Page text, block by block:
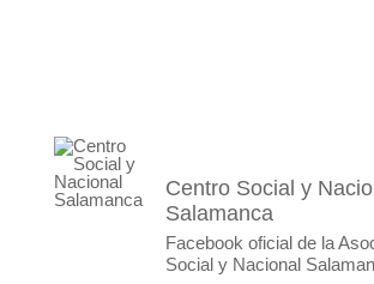
Centro Social y
Salamanca
Facebook oficial de la
Social y Nacional